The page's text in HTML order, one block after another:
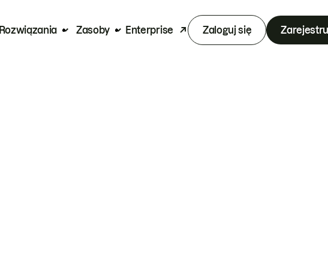
Rozwiązania Zasoby Enterprise Zaloguj się